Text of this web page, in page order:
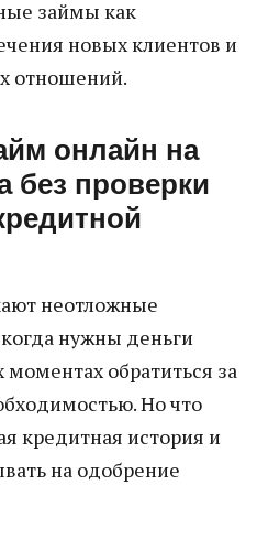
займы как
новых клиентов и
отношений.
онлайн на
без проверки
неотложные
нужны деньги
моментах обратиться за
Но что
кредитная история и
на одобрение